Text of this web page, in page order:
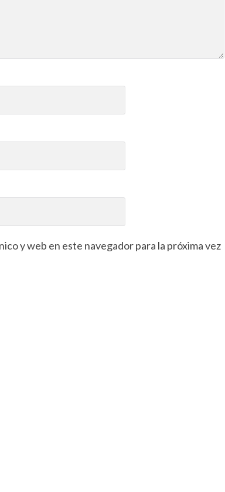
y web en este navegador para la próxima vez